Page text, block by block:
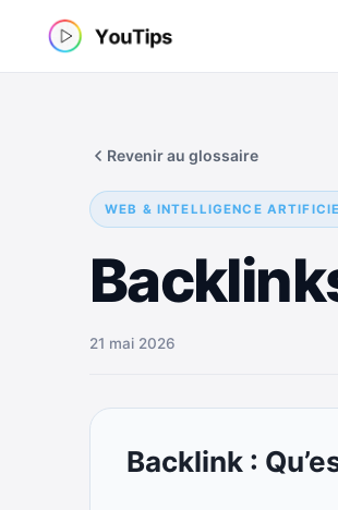
WEB & INTELLIGENCE
Revenir au glossaire
21 mai 2026
Backlink :